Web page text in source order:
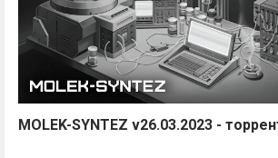
MOLEK-SYNTEZ v26.03.2023 -